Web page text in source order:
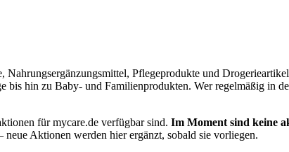
Pflegeprodukte und
hin zu Baby- und Familienprodukten. Wer regelmäßig in
für mycare.de verfügbar sind. Im Moment sind keine
Aktionen werden hier ergänzt, sobald sie vorliegen.